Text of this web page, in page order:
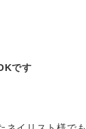
です